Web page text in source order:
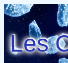
Les